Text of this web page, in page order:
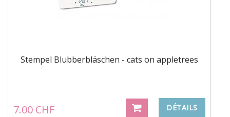
Stempel Blubberbläschen - cats on appletrees
7.00 CHF DÉTAILS